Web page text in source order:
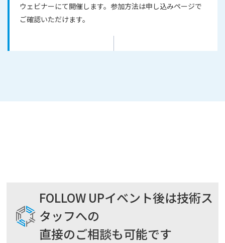
ウェビナーにて開催します。参加方法は申し込みページで
ご確認いただけます。
FOLLOW UPイベント後は技術ス
タッフへの
直接のご相談も可能です